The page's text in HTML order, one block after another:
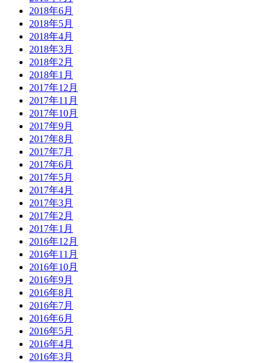
2018年6月
2018年5月
2018年4月
2018年3月
2018年2月
2018年1月
2017年12月
2017年11月
2017年10月
2017年9月
2017年8月
2017年7月
2017年6月
2017年5月
2017年4月
2017年3月
2017年2月
2017年1月
2016年12月
2016年11月
2016年10月
2016年9月
2016年8月
2016年7月
2016年6月
2016年5月
2016年4月
2016年3月